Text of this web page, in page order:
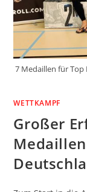
7 Medaillen für
WETTKAMPF
Großer